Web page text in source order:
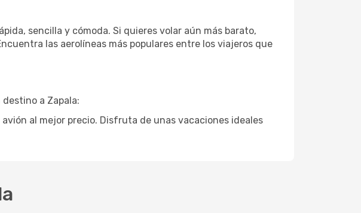
sencilla y cómoda. Si quieres volar aún más barato,
las aerolíneas más populares entre los viajeros que
a Zapala:
al mejor precio. Disfruta de unas vacaciones ideales